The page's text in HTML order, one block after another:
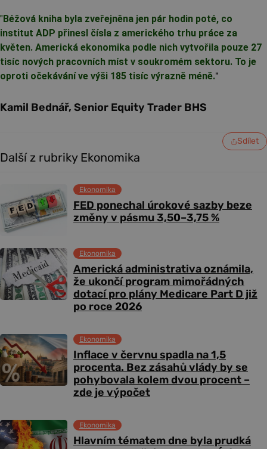
" Béžová kniha byla zveřejněna jen pár hodin poté, co
institut ADP přinesl čísla z amerického trhu práce za
květen. Americká ekonomika podle nich vytvořila pouze 27
tisíc nových pracovních míst v soukromém sektoru. To je
oproti očekávání ve výši 185 tisíc výrazně méně."
Kamil Bednář, Senior Equity Trader BHS
Sdílet
Další z rubriky Ekonomika
FED ponechal úrokové sazby beze
změny v pásmu 3,50–3,75 %
Ekonomika
Americká administrativa oznámila,
že ukončí program mimořádných
dotací pro plány Medicare Part D již
po roce 2026
Ekonomika
Inflace v červnu spadla na 1,5
procenta. Bez zásahů vlády by se
pohybovala kolem dvou procent –
zde je výpočet
Ekonomika
Hlavním tématem dne byla prudká
Ekonomika